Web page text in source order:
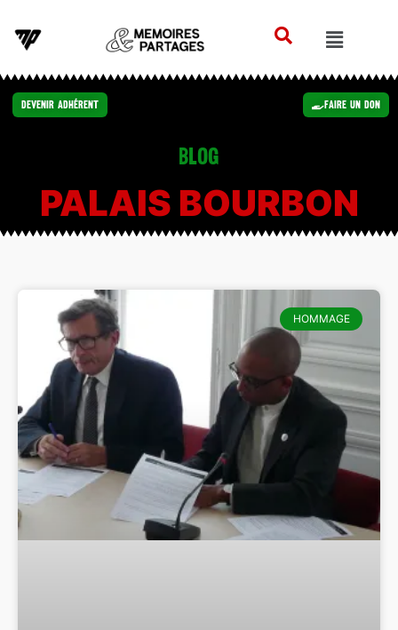
Devenir Adhérent Faire un Don
Blog
PALAIS BOURBON
HOMMAGE